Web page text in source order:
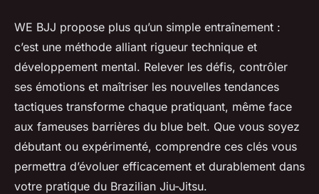
We bjj : conseils pratiques et
techniques pour progresser
Marius•18 mai 2025•3 min de lecture
WE BJJ propose plus qu’un simple entraînement :
c’est une méthode alliant rigueur technique et
développement mental. Relever les défis, contrôler
ses émotions et maîtriser les nouvelles tendances
tactiques transforme chaque pratiquant, même face
aux fameuses barrières du blue belt. Que vous soyez
débutant ou expérimenté, comprendre ces clés vous
permettra d’évoluer efficacement et durablement dans
votre pratique du Brazilian Jiu-Jitsu.